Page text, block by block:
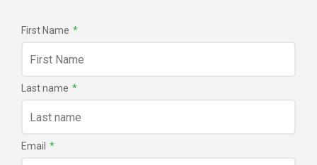
First Name *
Last name *
Email *